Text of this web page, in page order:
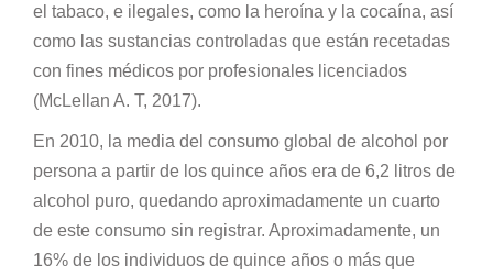
el tabaco, e ilegales, como la heroína y la cocaína, así
como las sustancias controladas que están recetadas
con fines médicos por profesionales licenciados
(McLellan A. T, 2017).
En 2010, la media del consumo global de alcohol por
persona a partir de los quince años era de 6,2 litros de
alcohol puro, quedando aproximadamente un cuarto
de este consumo sin registrar. Aproximadamente, un
16% de los individuos de quince años o más que